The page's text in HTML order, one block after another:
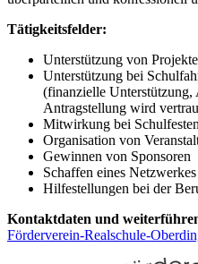
Tätigkeitsfelder:
Unterstützung von
Unterstützung bei
(finanzielle Unterstützung,
Antragstellung wird
Mitwirkung bei Schulfesten
Organisation von
Gewinnen von Sponsoren
Schaffen eines Netzwerkes
Hilfestellungen bei der
Kontaktdaten und
Förderverein-Realschule-